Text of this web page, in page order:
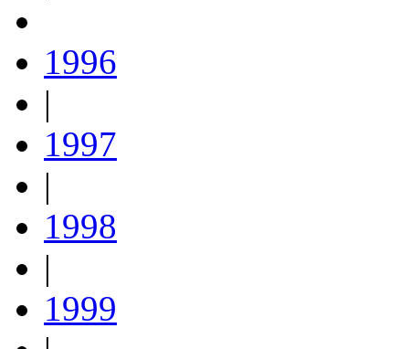
1996
|
1997
|
1998
|
1999